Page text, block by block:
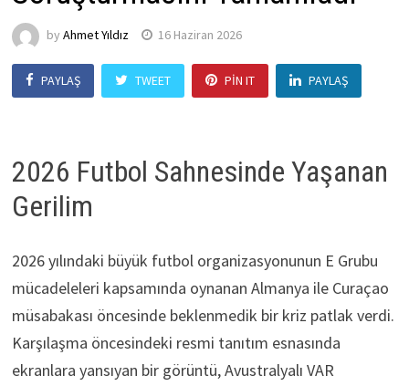
by Ahmet Yıldız 16 Haziran 2026
PAYLAŞ TWEET PIN IT PAYLAŞ
2026 Futbol Sahnesinde Yaşanan
Gerilim
2026 yılındaki büyük futbol organizasyonunun E Grubu
mücadeleleri kapsamında oynanan Almanya ile Curaçao
müsabakası öncesinde beklenmedik bir kriz patlak verdi.
Karşılaşma öncesindeki resmi tanıtım esnasında
ekranlara yansıyan bir görüntü, Avustralyalı VAR